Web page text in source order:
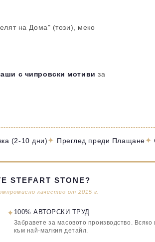
на Дома" (този), меко
с чипровски мотиви за
(2-10 дни)✦ Преглед преди Плащане✦
STONE?
качество от 2015 г.
✦ 100% АВТОРСКИ ТРУД
Забравете за масовото производство.
към най-малкия детайл.